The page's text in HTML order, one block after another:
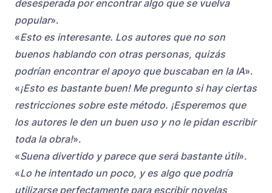
desesperada por encontrar algo que se vuelva
popular».
«Esto es interesante. Los autores que no son
buenos hablando con otras personas, quizás
podrían encontrar el apoyo que buscaban en la IA».
«¡Esto es bastante buen! Me pregunto si hay ciertas
restricciones sobre este método. ¡Esperemos que
los autores le den un buen uso y no le pidan escribir
toda la obra!».
«Suena divertido y parece que será bastante útil».
«Lo he intentado un poco, y es algo que podría
utilizarse perfectamente para escribir novelas